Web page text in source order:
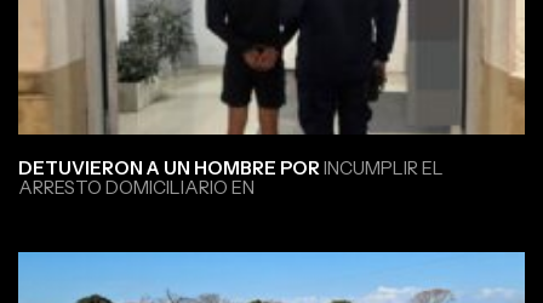
DETUVIERON A UN HOMBRE POR INCUMPLIR EL
ARRESTO DOMICILIARIO EN